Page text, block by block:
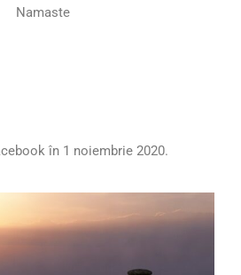
Namaste
în 1 noiembrie 2020.